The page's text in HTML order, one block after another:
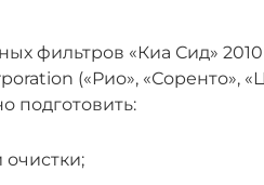
фильтров «Киа Сид»
(«Рио», «Соренто»,
подготовить: